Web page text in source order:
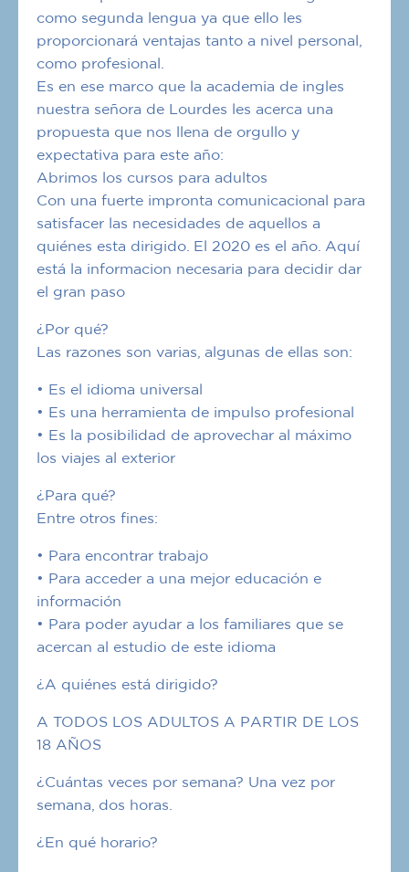
como segunda lengua ya que ello les
proporcionará ventajas tanto a nivel personal,
como profesional.
Es en ese marco que la academia de ingles
nuestra señora de Lourdes les acerca una
propuesta que nos llena de orgullo y
expectativa para este año:
Abrimos los cursos para adultos
Con una fuerte impronta comunicacional para
satisfacer las necesidades de aquellos a
quiénes esta dirigido. El 2020 es el año. Aquí
está la informacion necesaria para decidir dar
el gran paso
¿Por qué?
Las razones son varias, algunas de ellas son:
• Es el idioma universal
• Es una herramienta de impulso profesional
• Es la posibilidad de aprovechar al máximo
los viajes al exterior
¿Para qué?
Entre otros fines:
• Para encontrar trabajo
• Para acceder a una mejor educación e
información
• Para poder ayudar a los familiares que se
acercan al estudio de este idioma
¿A quiénes está dirigido?
A TODOS LOS ADULTOS A PARTIR DE LOS
18 AÑOS
¿Cuántas veces por semana? Una vez por
semana, dos horas.
¿En qué horario?